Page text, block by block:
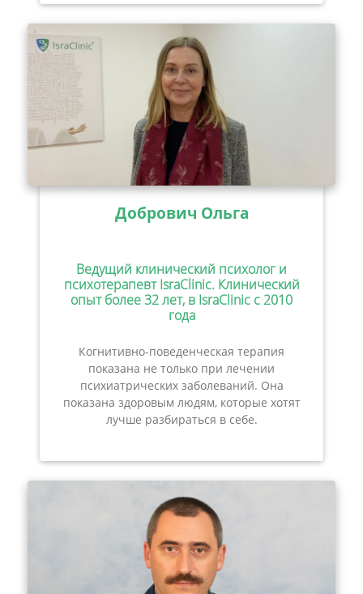
Добрович Ольга
Ведущий клинический психолог и
психотерапевт IsraClinic. Клинический
опыт более 32 лет, в IsraClinic с 2010
года
Когнитивно-поведенческая терапия
показана не только при лечении
психиатрических заболеваний. Она
показана здоровым людям, которые хотят
лучше разбираться в себе.